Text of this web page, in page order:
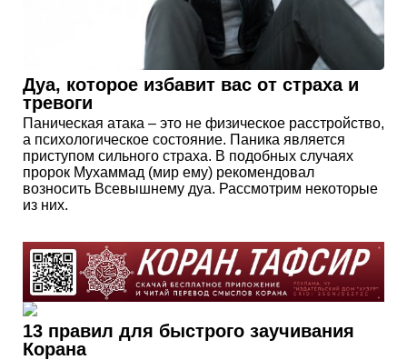
Дуа, которое избавит вас от страха и
тревоги
Паническая атака – это не физическое расстройство,
а психологическое состояние. Паника является
приступом сильного страха. В подобных случаях
пророк Мухаммад (мир ему) рекомендовал
возносить Всевышнему дуа. Рассмотрим некоторые
из них.
13 правил для быстрого заучивания
Корана